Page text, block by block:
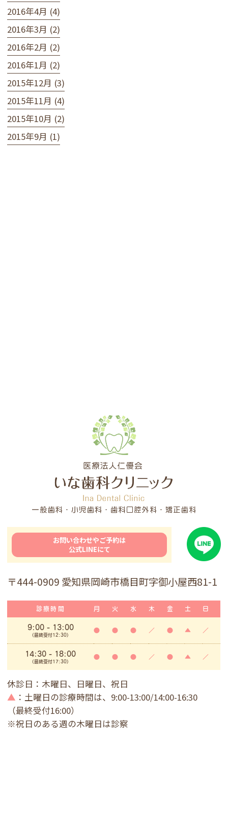
2016年4月 (4)
2016年3月 (2)
2016年2月 (2)
2016年1月 (2)
2015年12月 (3)
2015年11月 (4)
2015年10月 (2)
2015年9月 (1)
お問い合わせやご予約は
公式LINEにて
〒444-0909 愛知県岡崎市橋目町字御小屋西81-1
診療時間 月 火 水 木 金 土 日
9:00- 13:00
(最終受付12:30)
● ● ● ／ ● ▲ ／
14:30 - 18:00
(最終受付17:30)
● ● ● ／ ● ▲ ／
休診日：木曜日、日曜日、祝日
▲ ：土曜日の診療時間は、9:00-13:00/14:00-16:30
（最終受付16:00）
※祝日のある週の木曜日は診察